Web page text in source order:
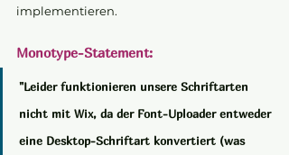
implementieren.
Monotype-Statement:
"Leider funktionieren unsere Schriftarten
nicht mit Wix, da der Font-Uploader entweder
eine Desktop-Schriftart konvertiert (was